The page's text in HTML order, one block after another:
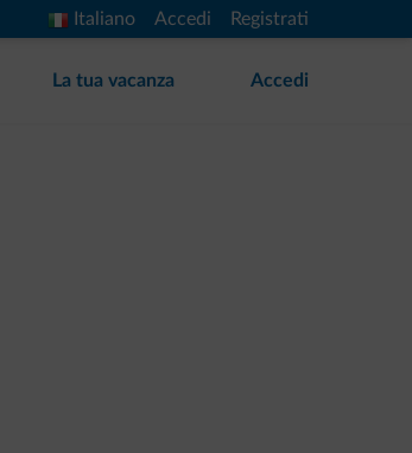
Italiano Accedi Registrati
La tua vacanza Accedi